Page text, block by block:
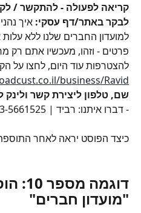
קריאה לפעולה - להתקשר /
לבקר באתר/דף עסקי: איך
למועדון החברים שלנו ללא
פרטים - וזהו, מעכשיו אתם רק
להצטרפות עוד היום, לחצו על
business/Ravid
שם, טלפון ליצירת קשר ולינק
- דברו איתנו: רביד | 03-5661525
כיצד הפוסט יראה לאחר
"מועדון חברים"